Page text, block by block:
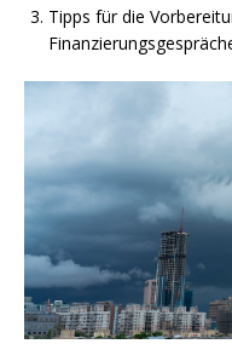
Tipps für die